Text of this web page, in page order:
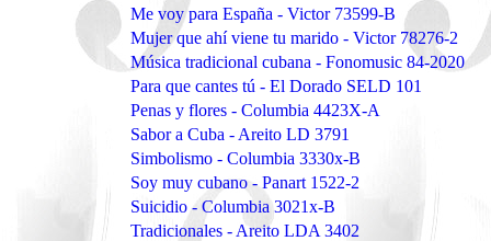
Me voy para España - Victor 73599-B
Mujer que ahí viene tu marido - Victor 78276-2
Música tradicional cubana - Fonomusic 84-2020
Para que cantes tú - El Dorado SELD 101
Penas y flores - Columbia 4423X-A
Sabor a Cuba - Areito LD 3791
Simbolismo - Columbia 3330x-B
Soy muy cubano - Panart 1522-2
Suicidio - Columbia 3021x-B
Tradicionales - Areito LDA 3402